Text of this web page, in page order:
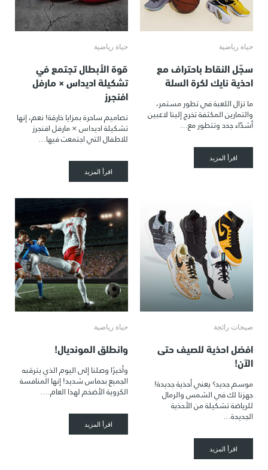
حياة رياضية
سجّل النقاط باحتراف مع
احذية نايك لكرة السلة
ما تزال اللعبة في تطور مستمر،
والتمارين المكثفة تخرج إلينا لاعبين
أشدّاء جدد وتتطور مع…
اقرأ المزيد
حياة رياضية
قوة الأبطال تجتمع في
تشكيلة اديداس × مارفل
افنجرز
تصاميم ساحرة بمزايا خارقة! نعم، إنها
تشكيلة اديداس × مارفل افنجرز
للاطفال التي اجتمعت فيها…
اقرأ المزيد
صيحات رائجة
افضل احذية للصيف حتى
الآن!
موسم جديد؟ يعني أحذية جديدة!
جهزنا لك في الشمس والرمال
للرياضة تشكيلة من الأحذية
الجديدة…
اقرأ المزيد
حياة رياضية
وانطلق المونديال!
وأخيرًا وصلنا إلى اليوم الذي يترقبه
الجميع بحماس شديد! إنها المنافسة
الكروية الأضخم لهذا العام….
اقرأ المزيد